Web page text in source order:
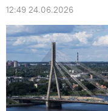
12:49 24.06.2026